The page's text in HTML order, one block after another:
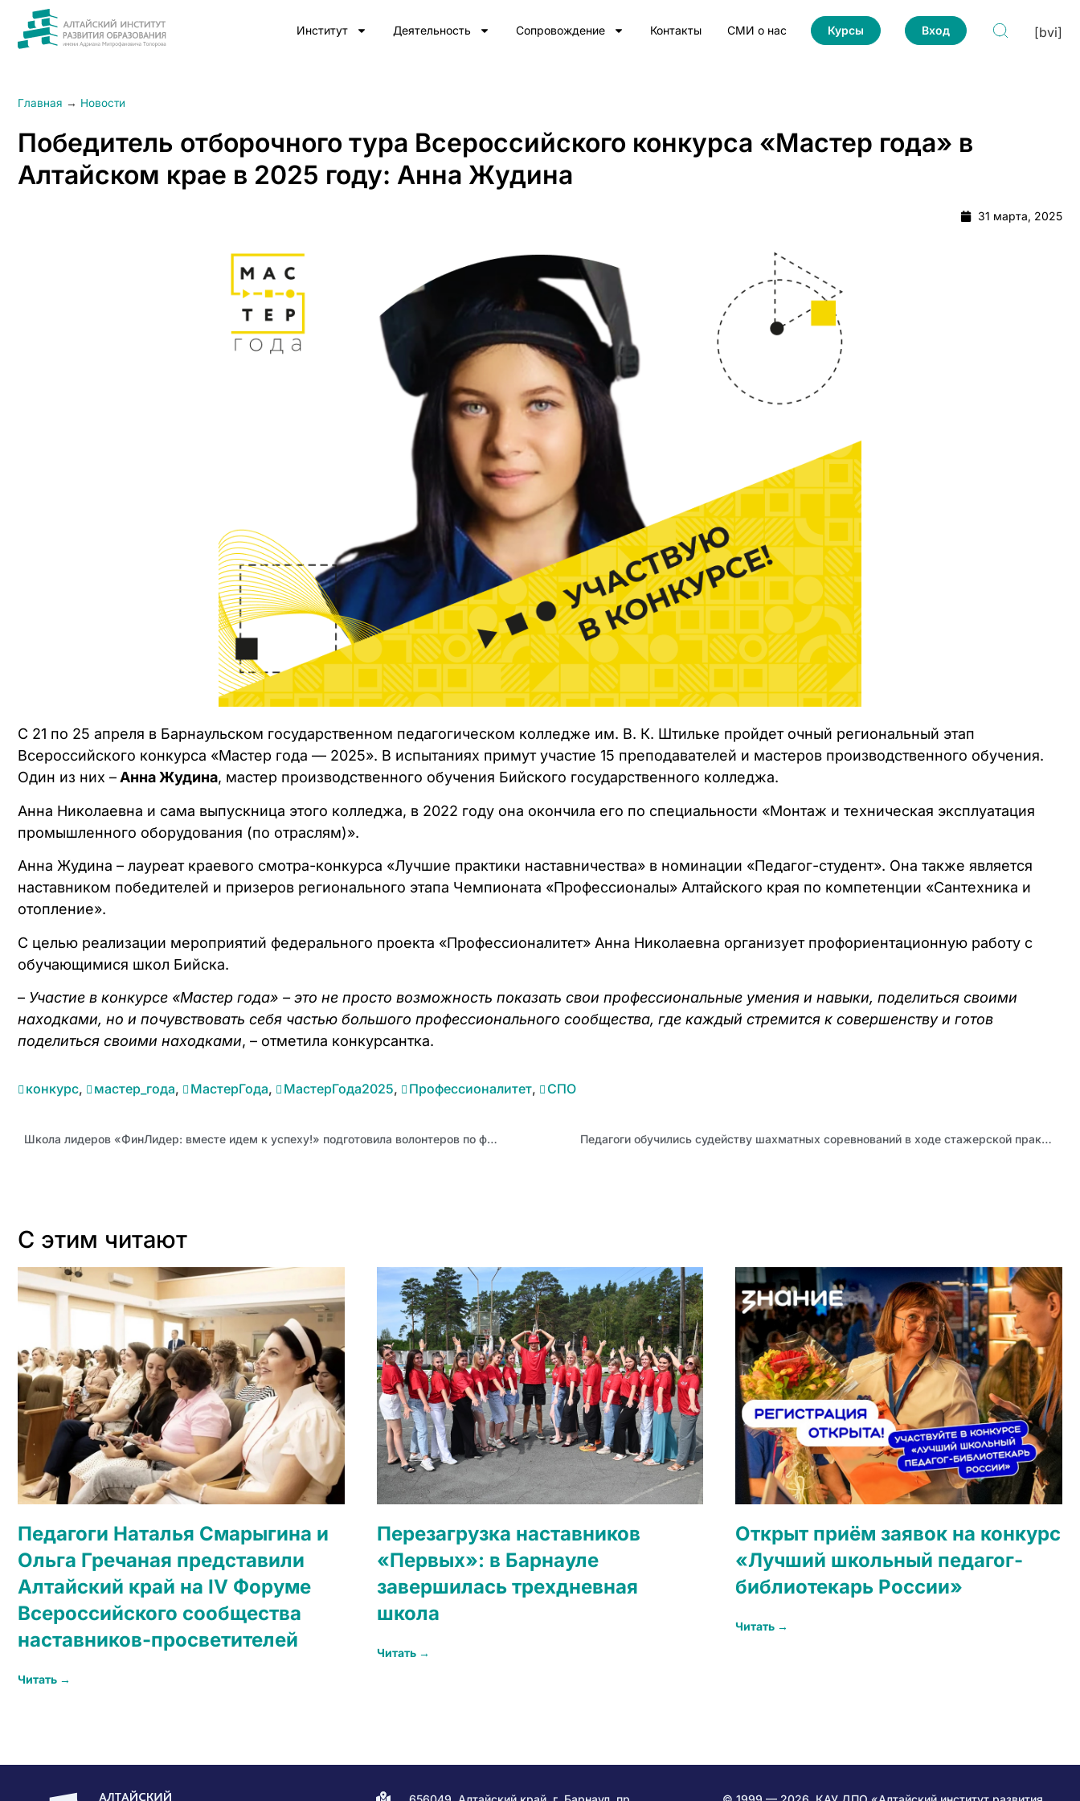
Институт Деятельность Сопровождение Контакты СМИ о нас Курсы Вход [bvi]
Главная → Новости
Победитель отборочного тура Всероссийского конкурса «Мастер года» в
Алтайском крае в 2025 году: Анна Жудина
31 марта, 2025
С 21 по 25 апреля в Барнаульском государственном педагогическом колледже им. В. К. Штильке пройдет очный региональный этап
Всероссийского конкурса «Мастер года — 2025». В испытаниях примут участие 15 преподавателей и мастеров производственного обучения.
Один из них –Анна Жудина, мастер производственного обучения Бийского государственного колледжа.
Анна Николаевна и сама выпускница этого колледжа, в 2022 году она окончила его по специальности «Монтаж и техническая эксплуатация
промышленного оборудования (по отраслям)».
Анна Жудина – лауреат краевого смотра-конкурса «Лучшие практики наставничества» в номинации «Педагог-студент». Она также является
наставником победителей и призеров регионального этапа Чемпионата «Профессионалы» Алтайского края по компетенции «Сантехника и
отопление».
С целью реализации мероприятий федерального проекта «Профессионалитет» Анна Николаевна организует профориентационную работу с
обучающимися школ Бийска.
– Участие в конкурсе «Мастер года» – это не просто возможность показать свои профессиональные умения и навыки, поделиться своими
находками, но и почувствовать себя частью большого профессионального сообщества, где каждый стремится к совершенству и готов
поделиться своими находками, – отметила конкурсантка.
конкурс, мастер_года, МастерГода, МастерГода2025, Профессионалитет, СПО
Школа лидеров «ФинЛидер: вместе идем к успеху!» подготовила волонтеров по финансовой грамотности к просветительской деятельности Педагоги обучились судейству шахматных соревнований в ходе стажерской практики
С этим читают
Педагоги Наталья Смарыгина и
Ольга Гречаная представили
Алтайский край на IV Форуме
Всероссийского сообщества
наставников-просветителей
Читать →
Перезагрузка наставников
«Первых»: в Барнауле
завершилась трехдневная
школа
Читать →
Открыт приём заявок на конкурс
«Лучший школьный педагог-
библиотекарь России»
Читать →